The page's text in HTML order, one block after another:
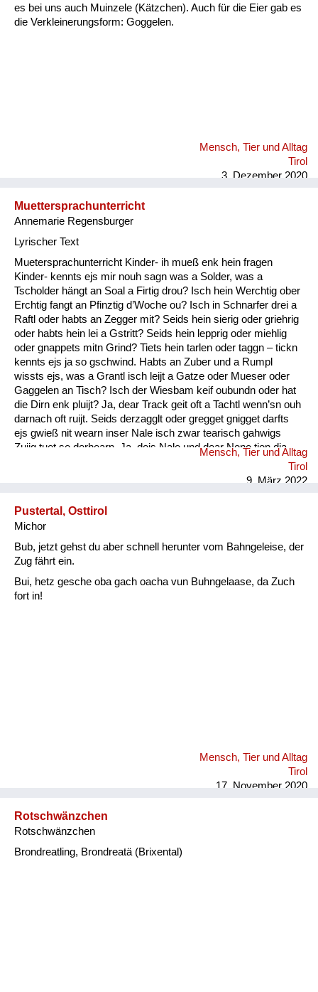
es bei uns auch Muinzele (Kätzchen). Auch für die Eier gab es
die Verkleinerungsform: Goggelen.
Mensch, Tier und Alltag
Tirol
3. Dezember 2020
Muettersprachunterricht
Annemarie Regensburger
Lyrischer Text
Muetersprachunterricht Kinder- ih mueß enk hein fragen
Kinder- kennts ejs mir nouh sagn was a Solder, was a
Tscholder hängt an Soal a Firtig drou? Isch hein Werchtig ober
Erchtig fangt an Pfinztig d’Woche ou? Isch in Schnarfer drei a
Raftl oder habts an Zegger mit? Seids hein sierig oder griehrig
oder habts hein lei a Gstritt? Seids hein lepprig oder miehlig
oder gnappets mitn Grind? Tiets hein tarlen oder taggn – tickn
kennts ejs ja so gschwind. Habts an Zuber und a Rumpl
wissts ejs, was a Grantl isch leijt a Gatze oder Mueser oder
Gaggelen an Tisch? Isch der Wiesbam keif oubundn oder hat
die Dirn enk pluijt? Ja, dear Track geit oft a Tachtl wenn’sn ouh
darnach oft ruijt. Seids derzagglt oder gregget gnigget darfts
ejs gwieß nit wearn inser Nale isch zwar tearisch gahwigs
Zuijg tuet se derhearn. Ja, dejs Nale und dear Nene tien dia
Wearter gwieß verschtiahn. Kinder- ejs darfts nie vergessn :
Mensch, Tier und Alltag
Tirol
9. März 2022
Pustertal, Osttirol
Michor
Bub, jetzt gehst du aber schnell herunter vom Bahngeleise, der
Zug fährt ein.
Bui, hetz gesche oba gach oacha vun Buhngelaase, da Zuch
fort in!
Mensch, Tier und Alltag
Tirol
17. November 2020
Rotschwänzchen
Rotschwänzchen
Brondreatling, Brondreatä (Brixental)